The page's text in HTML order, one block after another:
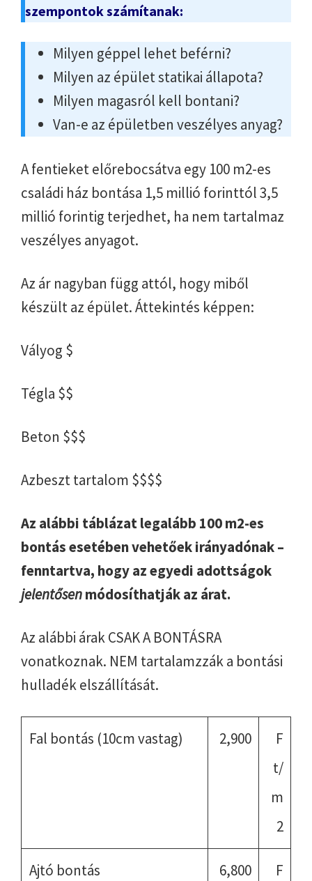
szempontok számítanak:
Milyen géppel lehet beférni?
Milyen az épület statikai állapota?
Milyen magasról kell bontani?
Van-e az épületben veszélyes anyag?
A fentieket előrebocsátva egy 100 m2-es
családi ház bontása 1,5 millió forinttól 3,5
millió forintig terjedhet, ha nem tartalmaz
veszélyes anyagot.
Az ár nagyban függ attól, hogy miből
készült az épület. Áttekintés képpen:
Vályog $
Tégla $$
Beton $$$
Azbeszt tartalom $$$$
Az alábbi táblázat legalább 100 m2-es
bontás esetében vehetőek irányadónak –
fenntartva, hogy az egyedi adottságok
jelentősenmódosíthatják az árat.
Az alábbi árak CSAK A BONTÁSRA
vonatkoznak. NEM tartalamzzák a bontási
hulladék elszállítását.
Fal bontás (10cm vastag) 2,900
F
t/
m
2
Ajtó bontás 6,800
F